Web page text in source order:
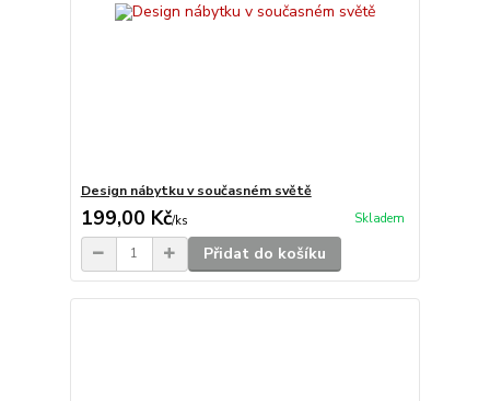
Design nábytku v současném světě
199,00 Kč/ks Skladem
Přidat do košíku